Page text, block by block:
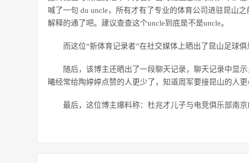
喊了一句 du uncle，所有才有了专业的体育公司进驻昆山
解释的通了吧。建议查查这个uncle到底是不是uncle。
而这位“新体育记录者”在社交媒体上晒出了昆山足球
随后，该博主还晒出了一段聊天记录，聊天记录中显
曦经常给陶婷婷点赞的人更少了，知道周军要接昆山的人
最后，这位博主爆料称：杜兆才儿子与电竞俱乐部南京